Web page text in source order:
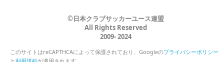
©日本クラブサッカーユース連盟
All Rights Reserved
2009- 2024
このサイトはreCAPTHCAによって保護されており、Googleのプライバシーポリシー